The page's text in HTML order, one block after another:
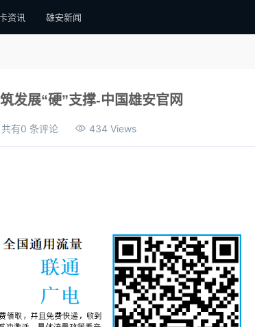
资讯 雄安新闻
发展“硬”支撑-中国雄安官网
共有0 条评论 434 Views